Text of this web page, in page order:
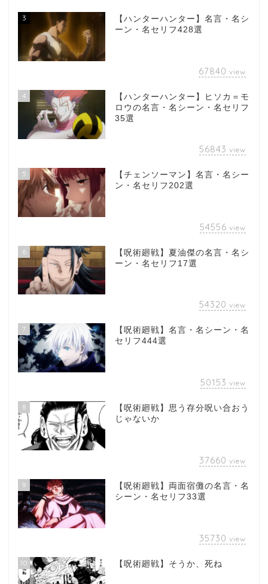
3
【ハンターハンター】名言・名シ
ーン・名セリフ428選
67840 view
4
【ハンターハンター】ヒソカ＝モ
ロウの名言・名シーン・名セリフ
35選
56843 view
5
【チェンソーマン】名言・名シー
ン・名セリフ202選
54556 view
6
【呪術廻戦】夏油傑の名言・名シ
ーン・名セリフ17選
54320 view
7
【呪術廻戦】名言・名シーン・名
セリフ444選
50153 view
8
【呪術廻戦】思う存分呪い合おう
じゃないか
37660 view
9
【呪術廻戦】両面宿儺の名言・名
シーン・名セリフ33選
35730 view
10 【呪術廻戦】そうか、死ね